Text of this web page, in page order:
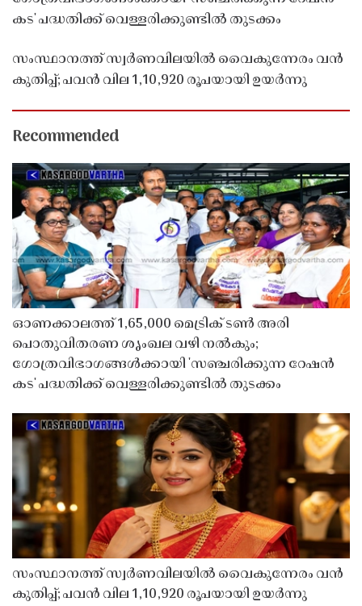
കട' പദ്ധതിക്ക് വെള്ളരിക്കുണ്ടിൽ തുടക്കം
സംസ്ഥാനത്ത് സ്വർണവിലയിൽ വൈകുന്നേരം വൻ
കുതിപ്പ്; പവൻ വില 1,10,920 രൂപയായി ഉയർന്നു
Recommended
ഓണക്കാലത്ത് 1,65,000 മെട്രിക് ടൺ അരി
പൊതുവിതരണ ശൃംഖല വഴി നൽകും;
ഗോത്രവിഭാഗങ്ങൾക്കായി 'സഞ്ചരിക്കുന്ന റേഷൻ
കട' പദ്ധതിക്ക് വെള്ളരിക്കുണ്ടിൽ തുടക്കം
സംസ്ഥാനത്ത് സ്വർണവിലയിൽ വൈകുന്നേരം വൻ
കുതിപ്പ്; പവൻ വില 1,10,920 രൂപയായി ഉയർന്നു